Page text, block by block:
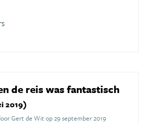
de reis was fantastisch
2019)
Gert de Wit op 29 september 2019